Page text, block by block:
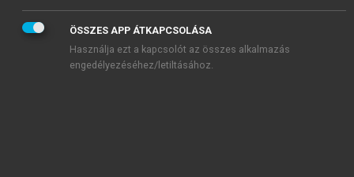
ÖSSZES APP ÁTKAPCSOLÁSA
Használja ezt a kapcsolót az összes alkalmazás
engedélyezéséhez/letiltásához.